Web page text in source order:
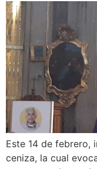
Este 14 de febrero,
ceniza, la cual